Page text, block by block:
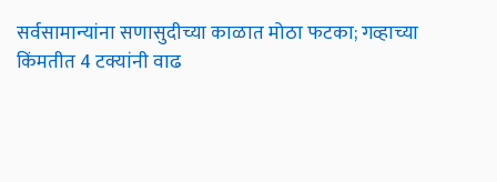
सर्वसामान्यांना सणासुदीच्या काळात मोठा फटका; गव्हाच्या
किंमतीत 4 टक्यांनी वाढ